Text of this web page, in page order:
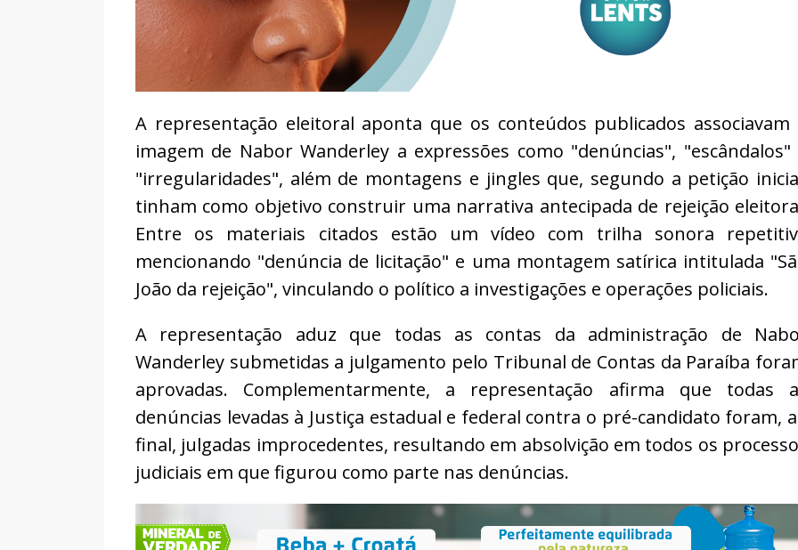
A representação eleitoral aponta que os conteúdos publicados associavam
imagem de Nabor Wanderley a expressões como "denúncias", "escândalos"
"irregularidades", além de montagens e jingles que, segundo a petição
tinham como objetivo construir uma narrativa antecipada de rejeição
Entre os materiais citados estão um vídeo com trilha sonora
mencionando "denúncia de licitação" e uma montagem satírica intitulada
João da rejeição", vinculando o político a investigações e operações policiais.
A representação aduz que todas as contas da administração de
Wanderley submetidas a julgamento pelo Tribunal de Contas da Paraíba
aprovadas. Complementarmente, a representação afirma que todas
denúncias levadas à Justiça estadual e federal contra o pré-candidato foram,
final, julgadas improcedentes, resultando em absolvição em todos os
judiciais em que figurou como parte nas denúncias.